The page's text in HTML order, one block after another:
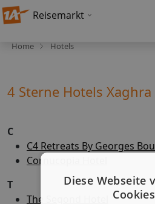
Reisemarkt
Home Hotels
4 Sterne Hotels Xaghra
C
C4 Retreats By Georges
Cornucopia Hotel
T
The Segond Hotel
Diese Webseite